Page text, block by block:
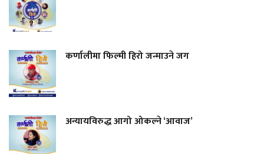
कर्णालीमा फिल्मी हिरो जन्माउने जग
अन्यायविरुद्ध आगो ओकल्ने ‘आवाज’